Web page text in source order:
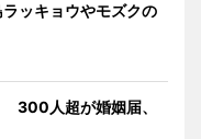
ッキョウやモズクの
300人超が婚姻届、